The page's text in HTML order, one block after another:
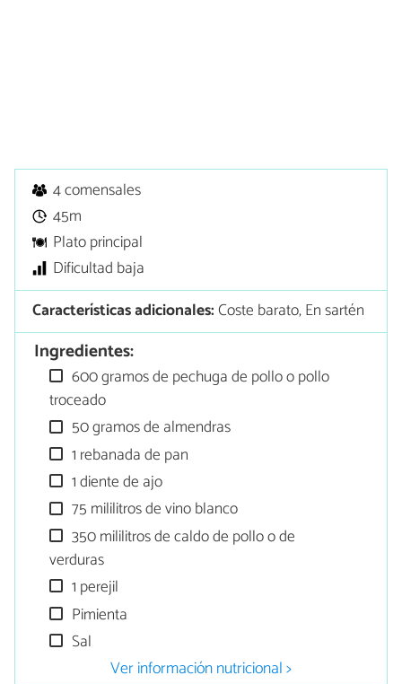
4 comensales
45m
Plato principal
Dificultad baja
Características adicionales:Coste barato, En sartén
Ingredientes:
600 gramos de pechuga de pollo o pollo
troceado
50 gramos de almendras
1 rebanada de pan
1 diente de ajo
75 mililitros de vino blanco
350 mililitros de caldo de pollo o de
verduras
1 perejil
Pimienta
Sal
Ver información nutricional >